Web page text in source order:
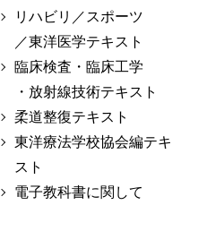
リハビリ／スポーツ
／東洋医学テキスト
臨床検査・臨床工学
・放射線技術テキスト
柔道整復テキスト
東洋療法学校協会編テキ
スト
電子教科書に関して